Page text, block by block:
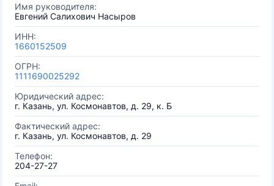
Имя руководителя:
Евгений Салихович Насыров
ИНН:
1660152509
ОГРН:
1111690025292
Юридический адрес:
г. Казань, ул. Космонавтов, д. 29, к. Б
Фактический адрес:
г. Казань, ул. Космонавтов, д. 29
Телефон:
204-27-27